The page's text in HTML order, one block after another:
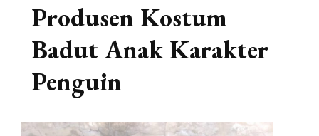
Produsen Kostum
Badut Anak Karakter
Penguin